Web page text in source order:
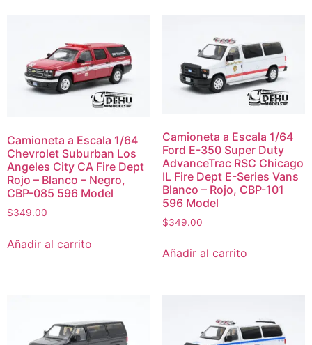
Camioneta a Escala 1/64
Chevrolet Suburban Los
Angeles City CA Fire Dept
Rojo – Blanco – Negro,
CBP-085 596 Model
$349.00
Añadir al carrito
Camioneta a Escala 1/64
Ford E-350 Super Duty
AdvanceTrac RSC Chicago
IL Fire Dept E-Series Vans
Blanco – Rojo, CBP-101
596 Model
$349.00
Añadir al carrito